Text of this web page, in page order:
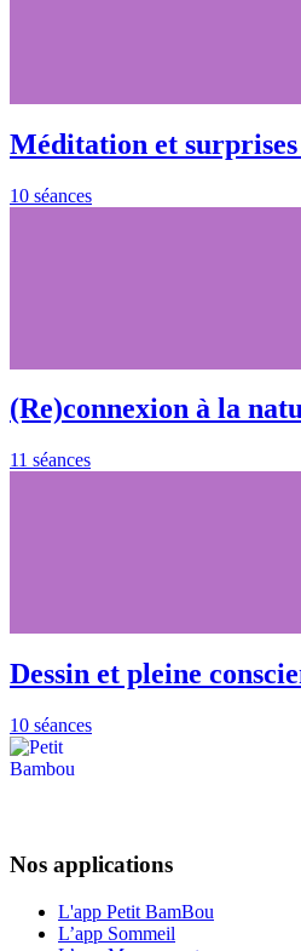
Méditation et surprises
10 séances
(Re)connexion à la
11 séances
Dessin et pleine
10 séances
Nos applications
L'app Petit BamBou
L’app Sommeil